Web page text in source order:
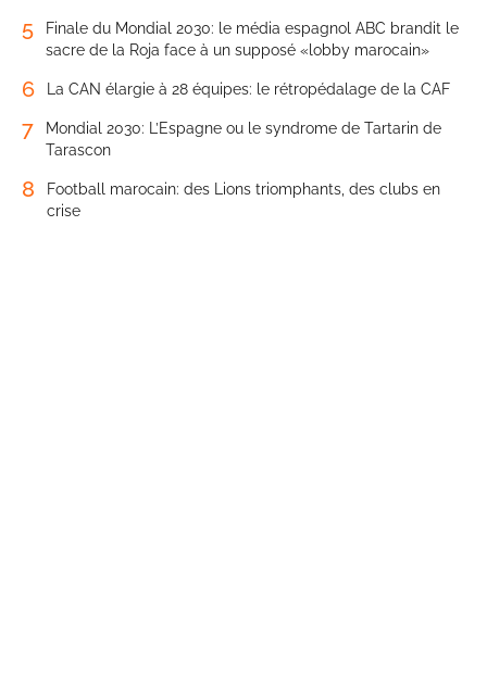
5
Finale du Mondial 2030: le média espagnol ABC brandit le
sacre de la Roja face à un supposé «lobby marocain»
6 La CAN élargie à 28 équipes: le rétropédalage de la CAF
7
Mondial 2030: L’Espagne ou le syndrome de Tartarin de
Tarascon
8
Football marocain: des Lions triomphants, des clubs en
crise